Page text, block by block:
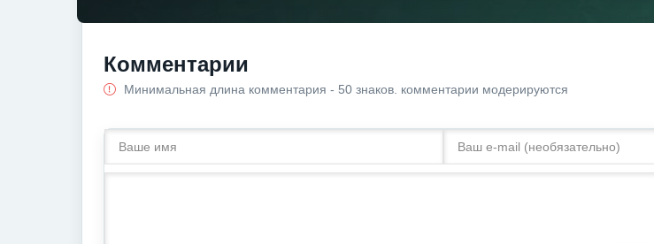
Комментарии
Минимальная длина комментария - 50 знаков. комментарии модерируются